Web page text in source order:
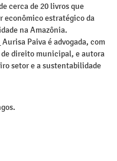
cerca de 20 livros que
econômico estratégico da
na Amazônia.
Aurisa Paiva é advogada, com
de direito municipal, e autora
setor e a sustentabilidade